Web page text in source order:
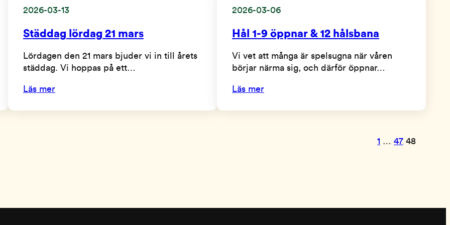
2026-03-13
Städdag lördag 21 mars
Lördagen den 21 mars bjuder vi in till årets
städdag. Vi hoppas på ett…
Läs mer
2026-03-06
Hål 1-9 öppnar & 12 hålsbana
Vi vet att många är spelsugna när våren
börjar närma sig, och därför öppnar…
Läs mer
1 … 47 48